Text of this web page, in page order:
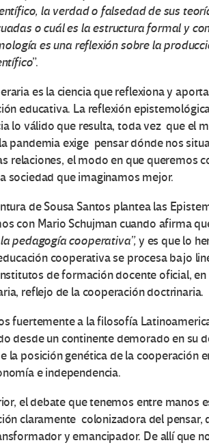
la verdad o falsedad de sus
o cuál es la estructura formal y
es una reflexión sobre la
”.
es la ciencia que reflexiona y
educativa. La reflexión
lo válido que resulta, toda vez que el
pandemia exige pensar dónde nos
relaciones, el modo en que queremos
sociedad que imaginamos mejor.
de Sousa Santos plantea las
con Mario Schujman cuando afirma
pedagogía cooperativa”,y es que lo
cooperativa se procesa bajo
de formación docente oficial,
reflejo de la cooperación doctrinaria.
fuertemente a la filosofía
desde un continente demorado en su
la posición genética de la cooperación
e independencia.
el debate que tenemos entre manos
claramente colonizadora del pensar,
y emancipador. De allí que